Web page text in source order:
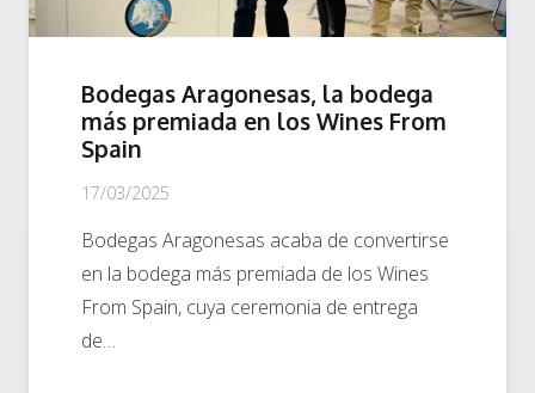
Bodegas Aragonesas, la bodega
más premiada en los Wines From
Spain
17/03/2025
Bodegas Aragonesas acaba de convertirse
en la bodega más premiada de los Wines
From Spain, cuya ceremonia de entrega
de…